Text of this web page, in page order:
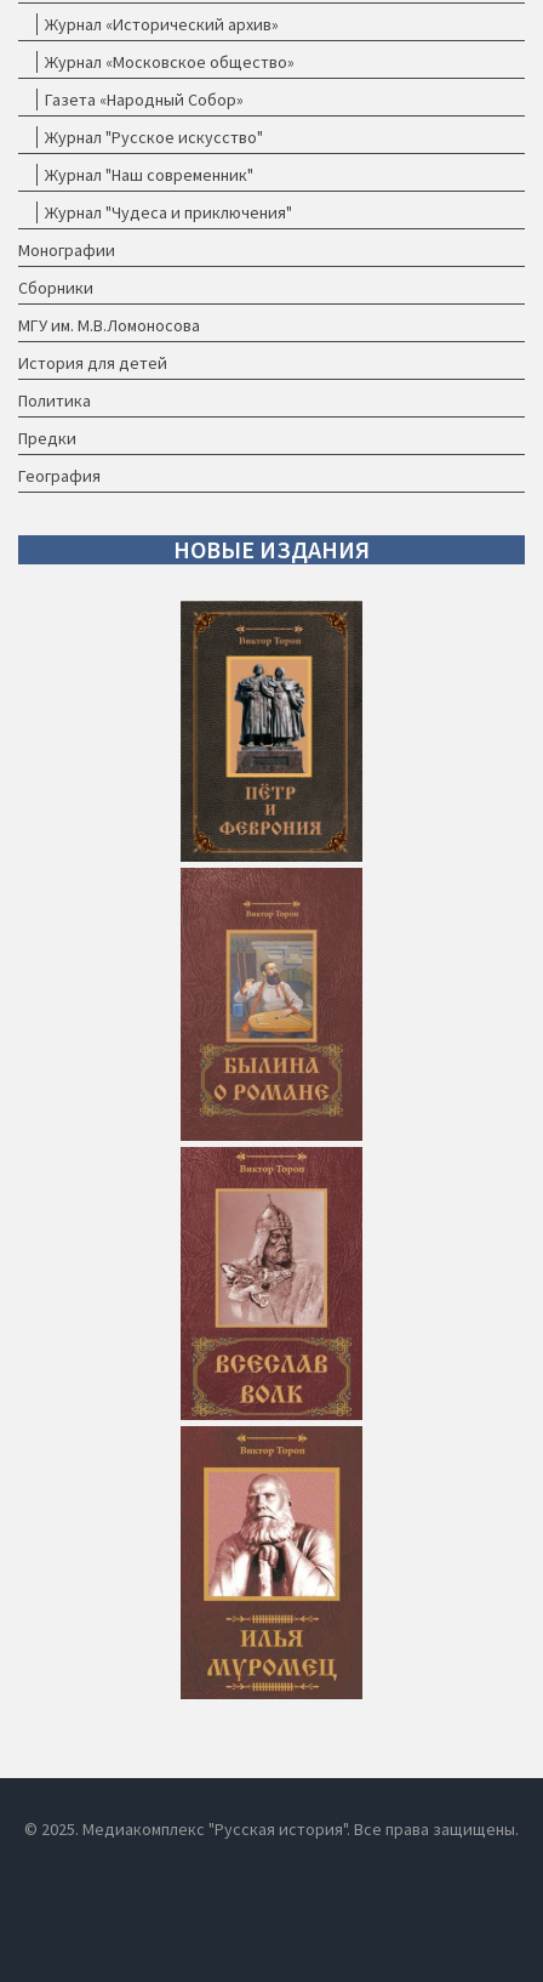
Журнал «Исторический архив»
Журнал «Московское общество»
Газета «Народный Собор»
Журнал "Русское искусство"
Журнал "Наш современник"
Журнал "Чудеса и приключения"
Монографии
Сборники
МГУ им. М.В.Ломоносова
История для детей
Политика
Предки
География
НОВЫЕ ИЗДАНИЯ
© 2025. Медиакомплекс "Русская история". Все права защищены.